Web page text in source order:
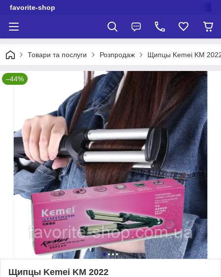
favorite-shop
Товари та послуги Розпродаж Щипцы Kemei KM
–44%
Щипцы Kemei KM 2022